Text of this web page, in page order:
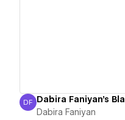
Dabira Faniyan
DF Dabira Faniyan's
Dabira Faniyan